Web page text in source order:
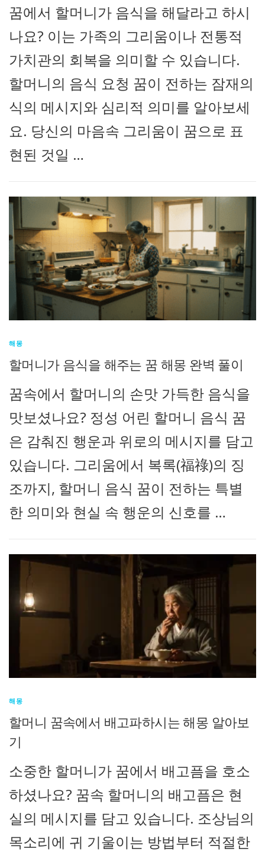
꿈에서 할머니가 음식을 해달라고 하시
나요? 이는 가족의 그리움이나 전통적
가치관의 회복을 의미할 수 있습니다.
할머니의 음식 요청 꿈이 전하는 잠재의
식의 메시지와 심리적 의미를 알아보세
요. 당신의 마음속 그리움이 꿈으로 표
현된 것일 …
해몽
할머니가 음식을 해주는 꿈 해몽 완벽 풀이
꿈속에서 할머니의 손맛 가득한 음식을
맛보셨나요? 정성 어린 할머니 음식 꿈
은 감춰진 행운과 위로의 메시지를 담고
있습니다. 그리움에서 복록(福祿)의 징
조까지, 할머니 음식 꿈이 전하는 특별
한 의미와 현실 속 행운의 신호를 …
해몽
할머니 꿈속에서 배고파하시는 해몽 알아보
기
소중한 할머니가 꿈에서 배고픔을 호소
하셨나요? 꿈속 할머니의 배고픔은 현
실의 메시지를 담고 있습니다. 조상님의
목소리에 귀 기울이는 방법부터 적절한